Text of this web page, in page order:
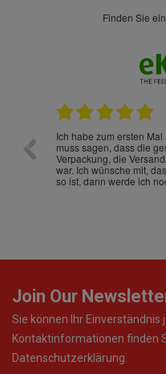
finden Sie einige der Rezensionen
Ich habe zum ersten
muss sagen, dass die
Verpackung, die
war. Ich wünsche mit,
so ist, dann werde ich
Join Our
Sie können Ihr
Kontaktinformationen finden
Datenschutzerklärung.